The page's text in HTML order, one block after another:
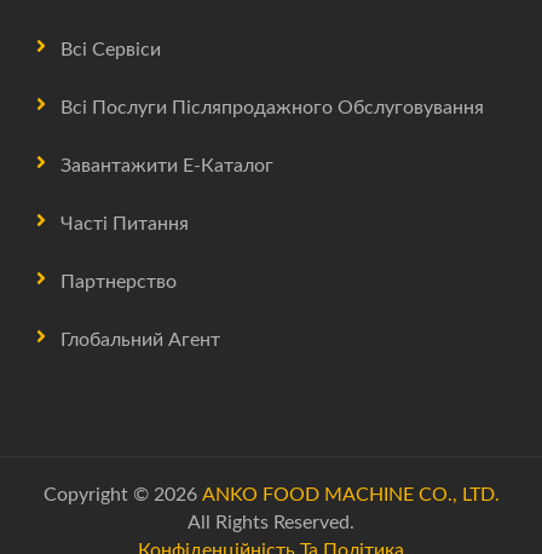
Всі Сервіси
Всі Послуги Післяпродажного Обслуговування
Завантажити Е-Каталог
Часті Питання
Партнерство
Глобальний Агент
Copyright © 2026 ANKO FOOD MACHINE CO., LTD.
All Rights Reserved.